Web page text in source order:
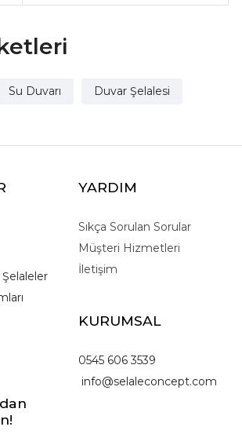
Su Duvarı Duvar Şelalesi
YARDIM
Sıkça Sorulan Sorular
Müşteri Hizmetleri
İletişim
KURUMSAL
0545 606 3539
info@selaleconcept.com